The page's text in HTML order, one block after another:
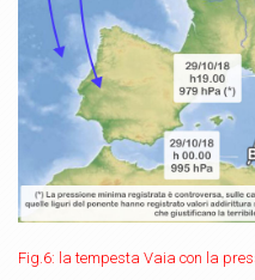
Fig.6: la tempesta Vaia con la